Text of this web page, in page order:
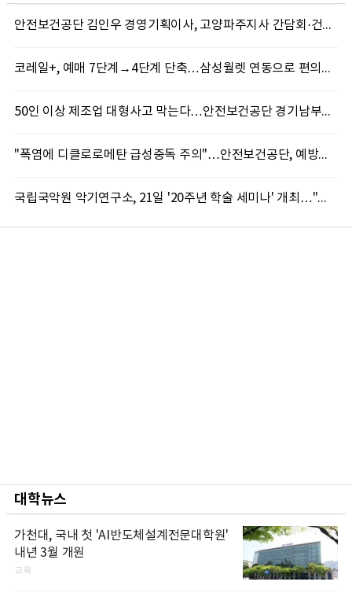
안전보건공단 김인우 경영기획이사, 고양파주지사 간담회·건설현장 폭염 현장경영
코레일+, 예매 7단계→4단계 단축…삼성월렛 연동으로 편의성↑
50인 이상 제조업 대형사고 막는다…안전보건공단 경기남부지사, 특별교육 실시
"폭염에 디클로로메탄 급성중독 주의"…안전보건공단, 예방수칙 준수 당부
국립국악원 악기연구소, 21일 '20주년 학술 세미나' 개최…"고악기 복원에서 AI까지"
대학뉴스
가천대, 국내 첫 'AI반도체설계전문대학원'
내년 3월 개원
교육